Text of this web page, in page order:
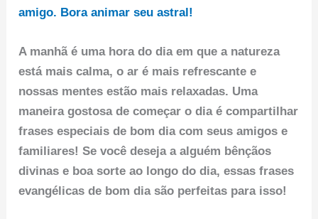
amigo. Bora animar seu astral!
A manhã é uma hora do dia em que a natureza
está mais calma, o ar é mais refrescante e
nossas mentes estão mais relaxadas. Uma
maneira gostosa de começar o dia é compartilhar
frases especiais de bom dia com seus amigos e
familiares! Se você deseja a alguém bênçãos
divinas e boa sorte ao longo do dia, essas frases
evangélicas de bom dia são perfeitas para isso!